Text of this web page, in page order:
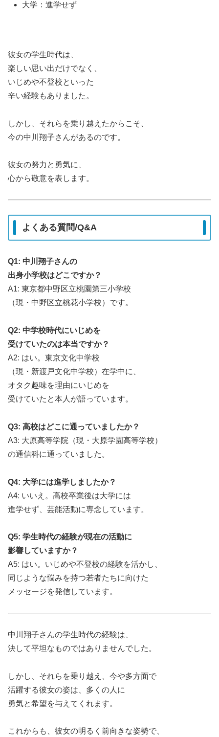
大学：進学せず
彼女の学生時代は、
楽しい思い出だけでなく、
いじめや不登校といった
辛い経験もありました。
しかし、それらを乗り越えたからこそ、
今の中川翔子さんがあるのです。
彼女の努力と勇気に、
心から敬意を表します。
よくある質問/Q&A
Q1: 中川翔子さんの
出身小学校はどこですか？
A1: 東京都中野区立桃園第三小学校
（現・中野区立桃花小学校）です。
Q2: 中学校時代にいじめを
受けていたのは本当ですか？
A2: はい。東京文化中学校
（現・新渡戸文化中学校）在学中に、
オタク趣味を理由にいじめを
受けていたと本人が語っています。
Q3: 高校はどこに通っていましたか？
A3: 大原高等学院（現・大原学園高等学校）
の通信科に通っていました。
Q4: 大学には進学しましたか？
A4: いいえ。高校卒業後は大学には
進学せず、芸能活動に専念しています。
Q5: 学生時代の経験が現在の活動に
影響していますか？
A5: はい。いじめや不登校の経験を活かし、
同じような悩みを持つ若者たちに向けた
メッセージを発信しています。
中川翔子さんの学生時代の経験は、
決して平坦なものではありませんでした。
しかし、それらを乗り越え、今や多方面で
活躍する彼女の姿は、多くの人に
勇気と希望を与えてくれます。
これからも、彼女の明るく前向きな姿勢で、